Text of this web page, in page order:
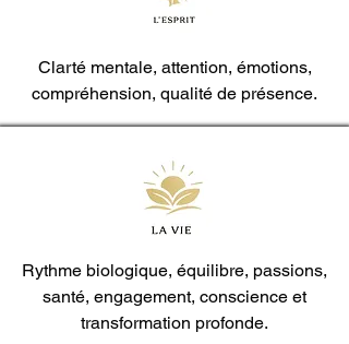
Clarté mentale, attention, émotions,
compréhension, qualité de présence.
Rythme biologique, équilibre, passions,
santé, engagement, conscience et
transformation profonde.